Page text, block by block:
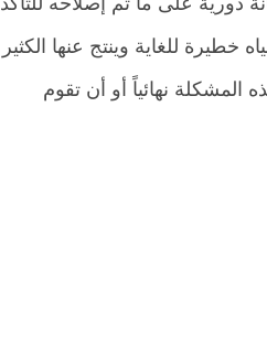
للغاية وينتج عنها الكثير
نهائياً أو أن تقوم